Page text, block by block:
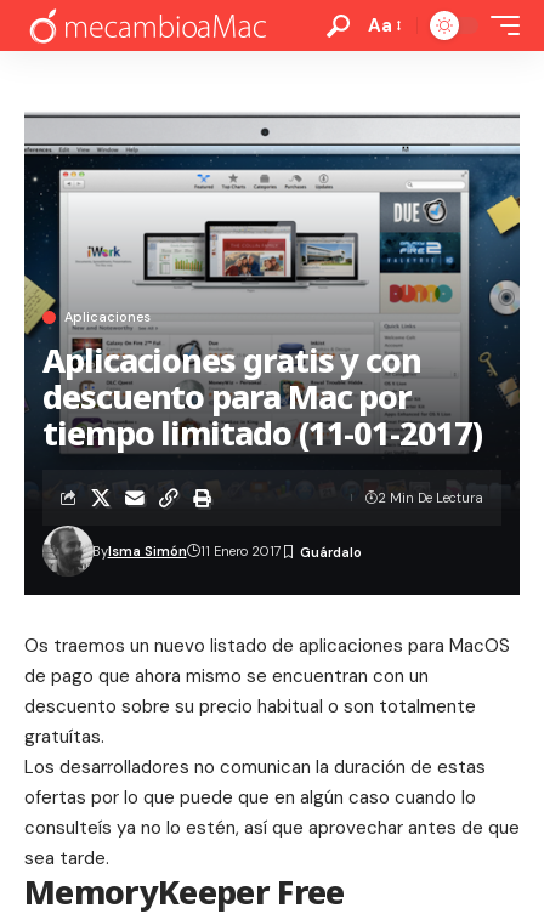
Aa
Aplicaciones
Aplicaciones gratis y con
descuento para Mac por
tiempo limitado (11-01-2017)
ByIsma Simón 11 Enero 2017
2 Min De Lectura
Os traemos un nuevo listado de aplicaciones para MacOS
de pago que ahora mismo se encuentran con un
descuento sobre su precio habitual o son totalmente
gratuítas.
Los desarrolladores no comunican la duración de estas
ofertas por lo que puede que en algún caso cuando lo
consulteís ya no lo estén, así que aprovechar antes de que
sea tarde.
MemoryKeeper Free